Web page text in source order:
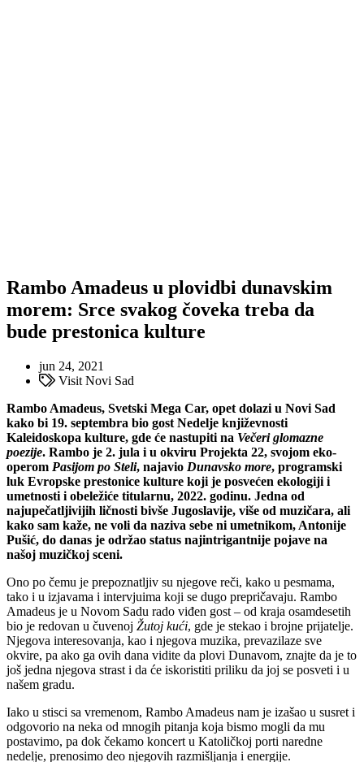
Rambo Amadeus u plovidbi dunavskim
morem: Srce svakog čoveka treba da
bude prestonica kulture
jun 24, 2021
Visit Novi Sad
Rambo Amadeus, Svetski Mega Car, opet dolazi u Novi Sad
kako bi 19. septembra bio gost Nedelje književnosti
Kaleidoskopa kulture, gde će nastupiti na Večeri glomazne
poezije. Rambo je 2. jula i u okviru Projekta 22, svojom eko-
operom Pasijom po Steli, najavio Dunavsko more, programski
luk Evropske prestonice kulture koji je posvećen ekologiji i
umetnosti i obeležiće titularnu, 2022. godinu. Jedna od
najupečatljivijih ličnosti bivše Jugoslavije, više od muzičara, ali
kako sam kaže, ne voli da naziva sebe ni umetnikom, Antonije
Pušić, do danas je održao status najintrigantnije pojave na
našoj muzičkoj sceni.
Ono po čemu je prepoznatljiv su njegove reči, kako u pesmama,
tako i u izjavama i intervjuima koji se dugo prepričavaju. Rambo
Amadeus je u Novom Sadu rado viđen gost – od kraja osamdesetih
bio je redovan u čuvenoj Žutoj kući, gde je stekao i brojne prijatelje.
Njegova interesovanja, kao i njegova muzika, prevazilaze sve
okvire, pa ako ga ovih dana vidite da plovi Dunavom, znajte da je to
još jedna njegova strast i da će iskoristiti priliku da joj se posveti i u
našem gradu.
Iako u stisci sa vremenom, Rambo Amadeus nam je izašao u susret i
odgovorio na neka od mnogih pitanja koja bismo mogli da mu
postavimo, pa dok čekamo koncert u Katoličkoj porti naredne
nedelje, prenosimo deo njegovih razmišljanja i energije.